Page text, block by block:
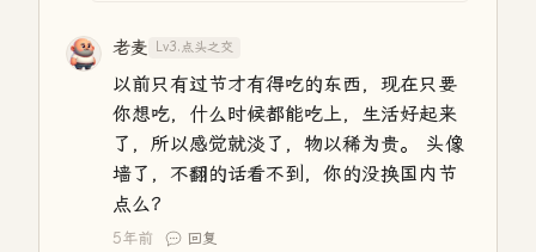
老麦 Lv3.点头之交
以前只有过节才有得吃的东西，现在只要
你想吃，什么时候都能吃上，生活好起来
了，所以感觉就淡了，物以稀为贵。 头像
墙了，不翻的话看不到，你的没换国内节
点么？
5年前 回复